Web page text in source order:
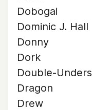
Dobogai
Dominic J. Hall
Donny
Dork
Double-Unders
Dragon
Drew